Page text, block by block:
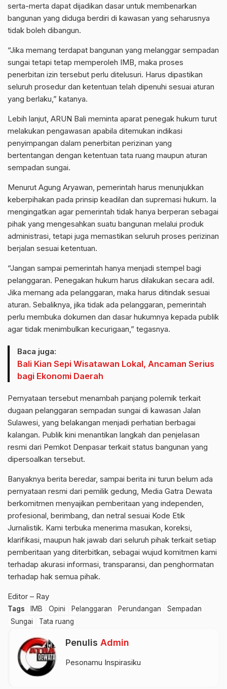
serta-merta dapat dijadikan dasar untuk membenarkan
bangunan yang diduga berdiri di kawasan yang seharusnya
tidak boleh dibangun.
“Jika memang terdapat bangunan yang melanggar sempadan
sungai tetapi tetap memperoleh IMB, maka proses
penerbitan izin tersebut perlu ditelusuri. Harus dipastikan
seluruh prosedur dan ketentuan telah dipenuhi sesuai aturan
yang berlaku,” katanya.
Lebih lanjut, ARUN Bali meminta aparat penegak hukum turut
melakukan pengawasan apabila ditemukan indikasi
penyimpangan dalam penerbitan perizinan yang
bertentangan dengan ketentuan tata ruang maupun aturan
sempadan sungai.
Menurut Agung Aryawan, pemerintah harus menunjukkan
keberpihakan pada prinsip keadilan dan supremasi hukum. Ia
mengingatkan agar pemerintah tidak hanya berperan sebagai
pihak yang mengesahkan suatu bangunan melalui produk
administrasi, tetapi juga memastikan seluruh proses perizinan
berjalan sesuai ketentuan.
“Jangan sampai pemerintah hanya menjadi stempel bagi
pelanggaran. Penegakan hukum harus dilakukan secara adil.
Jika memang ada pelanggaran, maka harus ditindak sesuai
aturan. Sebaliknya, jika tidak ada pelanggaran, pemerintah
perlu membuka dokumen dan dasar hukumnya kepada publik
agar tidak menimbulkan kecurigaan,” tegasnya.
Baca juga:
Bali Kian Sepi Wisatawan Lokal, Ancaman Serius
bagi Ekonomi Daerah
Pernyataan tersebut menambah panjang polemik terkait
dugaan pelanggaran sempadan sungai di kawasan Jalan
Sulawesi, yang belakangan menjadi perhatian berbagai
kalangan. Publik kini menantikan langkah dan penjelasan
resmi dari Pemkot Denpasar terkait status bangunan yang
dipersoalkan tersebut.
Banyaknya berita beredar, sampai berita ini turun belum ada
pernyataan resmi dari pemilik gedung, Media Gatra Dewata
berkomitmen menyajikan pemberitaan yang independen,
profesional, berimbang, dan netral sesuai Kode Etik
Jurnalistik. Kami terbuka menerima masukan, koreksi,
klarifikasi, maupun hak jawab dari seluruh pihak terkait setiap
pemberitaan yang diterbitkan, sebagai wujud komitmen kami
terhadap akurasi informasi, transparansi, dan penghormatan
terhadap hak semua pihak.
Editor – Ray
Tags IMB Opini Pelanggaran Perundangan
Sempadan
Sungai
Tata ruang
Penulis Admin
Pesonamu Inspirasiku